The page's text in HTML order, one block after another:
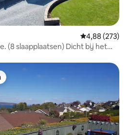
Gemiddelde
4,88 (273)
(8 slaapplaatsen) Dicht bij het